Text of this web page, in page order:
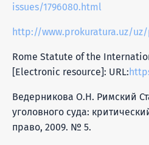
issues/1796080.html
Rome Statute of the
[Electronic resource]: URL:
Ведерникова О.Н. Римский
уголовного суда:
право, 2009. № 5.